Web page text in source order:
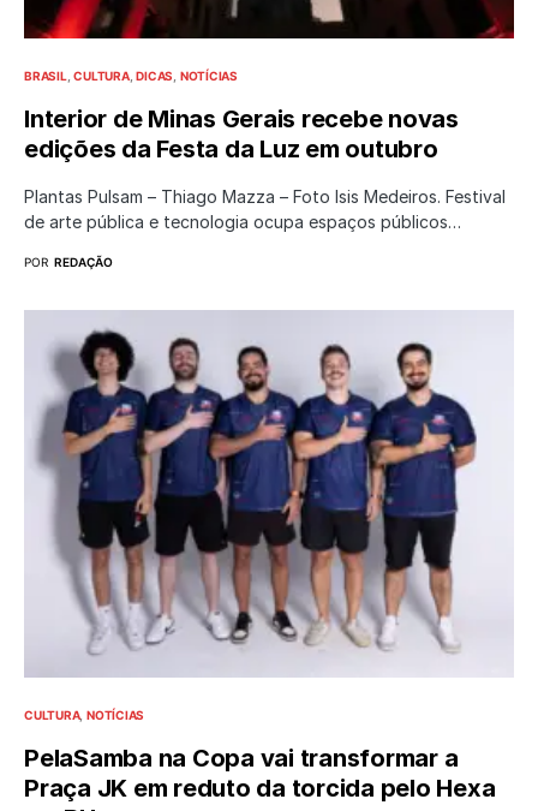
BRASIL CULTURA DICAS NOTÍCIAS
Interior de Minas Gerais recebe novas
edições da Festa da Luz em outubro
Plantas Pulsam – Thiago Mazza – Foto Isis Medeiros. Festival
de arte pública e tecnologia ocupa espaços públicos…
POR REDAÇÃO
CULTURA NOTÍCIAS
PelaSamba na Copa vai transformar a
Praça JK em reduto da torcida pelo Hexa